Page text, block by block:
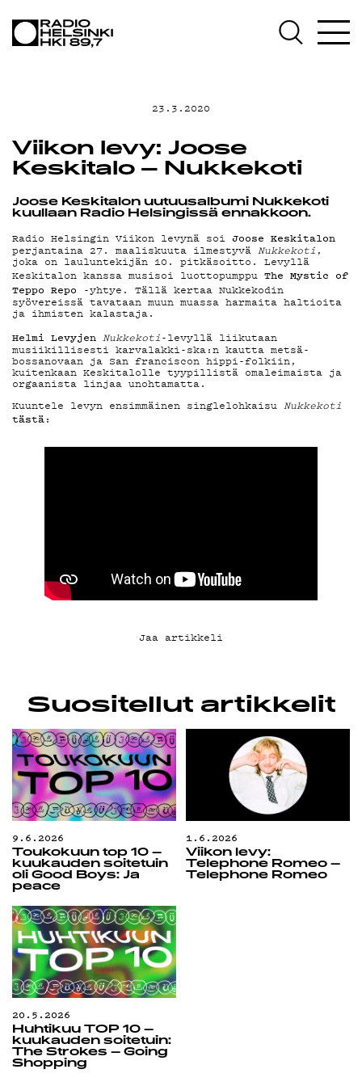
OHJELMAT
TEKIJÄT
ON-DEMAND
PODCAST
MAINOSTA
YHTEYSTIEDOT
G LIVELAB
TIETOSUOJA
23.3.2020
Viikon levy: Joose
Keskitalo – Nukkekoti
Joose Keskitalon uutuusalbumi Nukkekoti
kuullaan Radio Helsingissä ennakkoon.
Radio Helsingin Viikon levynä soi Joose Keskitalon
perjantaina 27. maaliskuuta ilmestyvä Nukkekoti ,
joka on lauluntekijän 10. pitkäsoitto. Levyllä
Keskitalon kanssa musisoi luottopumppu The Mystic of
Teppo Repo -yhtye. Tällä kertaa Nukkekodin
syövereissä tavataan muun muassa harmaita haltioita
ja ihmisten kalastaja.
Helmi Levyjen Nukkekoti-levyllä liikutaan
musiikillisesti karvalakki-ska:n kautta metsä-
bossanovaan ja San franciscon hippi-folkiin,
kuitenkaan Keskitalolle tyypillistä omaleimaista ja
orgaanista linjaa unohtamatta.
Kuuntele levyn ensimmäinen singlelohkaisu Nukkekoti
tästä:
Jaa artikkeli
Suositellut artikkelit
9.6.2026
Toukokuun top 10 –
kuukauden soitetuin
oli Good Boys: Ja
peace
1.6.2026
Viikon levy:
Telephone Romeo –
Telephone Romeo
20.5.2026
Huhtikuu TOP 10 –
kuukauden soitetuin:
The Strokes – Going
Shopping